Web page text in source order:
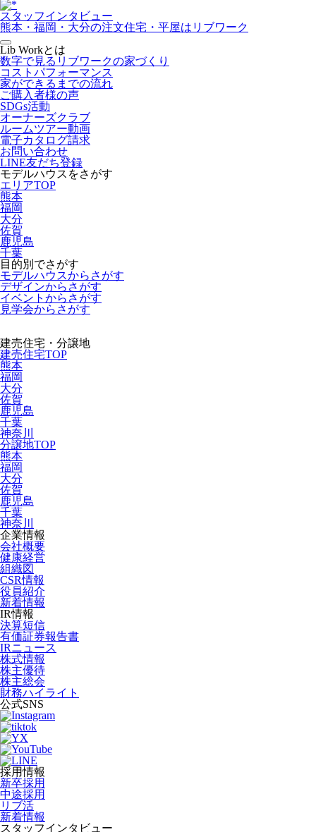
スタッフインタビュー
熊本・福岡・大分の注文住宅・平屋はリブワーク
Lib Workとは
数字で見るリブワークの家づくり
コストパフォーマンス
家ができるまでの流れ
ご購入者様の声
SDGs活動
オーナーズクラブ
ルームツアー動画
電子カタログ請求
お問い合わせ
LINE友だち登録
モデルハウスをさがす
エリアTOP
熊本
福岡
大分
佐賀
鹿児島
千葉
目的別でさがす
モデルハウスからさがす
デザインからさがす
イベントからさがす
見学会からさがす
建売住宅・分譲地
建売住宅TOP
熊本
福岡
大分
佐賀
鹿児島
千葉
神奈川
分譲地TOP
熊本
福岡
大分
佐賀
鹿児島
千葉
神奈川
企業情報
会社概要
健康経営
組織図
CSR情報
役員紹介
新着情報
IR情報
決算短信
有価証券報告書
IRニュース
株式情報
株主優待
株主総会
財務ハイライト
公式SNS
採用情報
新卒採用
中途採用
リブ活
新着情報
スタッフインタビュー